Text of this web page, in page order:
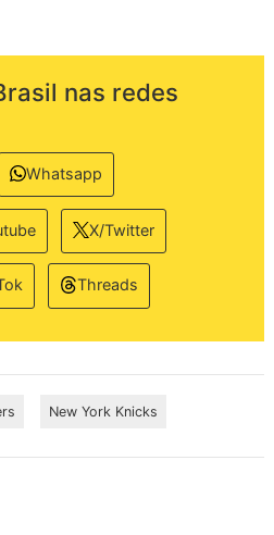
nas redes
Whatsapp
X/Twitter
Threads
New York Knicks